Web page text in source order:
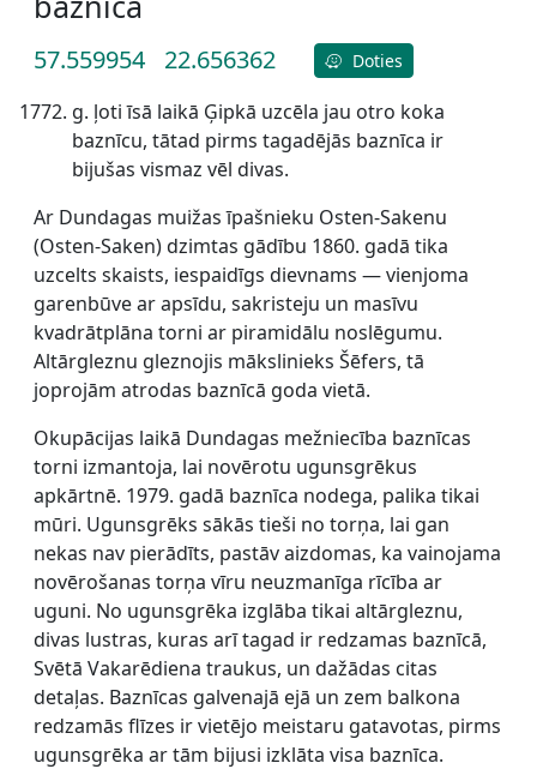
57.559954 22.656362 Doties
g. ļoti īsā laikā Ģipkā uzcēla jau otro koka
baznīcu, tātad pirms tagadējās baznīca ir
bijušas vismaz vēl divas.
Ar Dundagas muižas īpašnieku Osten-Sakenu
(Osten-Saken) dzimtas gādību 1860. gadā tika
uzcelts skaists, iespaidīgs dievnams — vienjoma
garenbūve ar apsīdu, sakristeju un masīvu
kvadrātplāna torni ar piramidālu noslēgumu.
Altārgleznu gleznojis mākslinieks Šēfers, tā
joprojām atrodas baznīcā goda vietā.
Okupācijas laikā Dundagas mežniecība baznīcas
torni izmantoja, lai novērotu ugunsgrēkus
apkārtnē. 1979. gadā baznīca nodega, palika tikai
mūri. Ugunsgrēks sākās tieši no torņa, lai gan
nekas nav pierādīts, pastāv aizdomas, ka vainojama
novērošanas torņa vīru neuzmanīga rīcība ar
uguni. No ugunsgrēka izglāba tikai altārgleznu,
divas lustras, kuras arī tagad ir redzamas baznīcā,
Svētā Vakarēdiena traukus, un dažādas citas
detaļas. Baznīcas galvenajā ejā un zem balkona
redzamās flīzes ir vietējo meistaru gatavotas, pirms
ugunsgrēka ar tām bijusi izklāta visa baznīca.